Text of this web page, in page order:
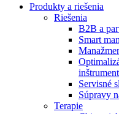
Produktový katalóg​
Objavte naše
Braun​ s našim
Zostaňte v dialógu s
Produkty a riešenia
Riešenia
B2B a
Smart
Servisné
Súpravy
Terapie